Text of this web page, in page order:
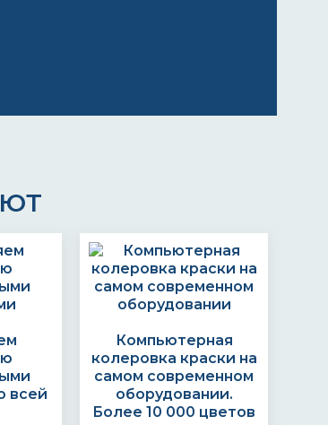
всей
Компьютерная
колеровка краски на
самом современном
оборудовании.
Более 10 000 цветов